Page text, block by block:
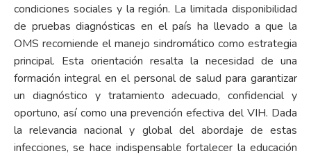
condiciones sociales y la región. La limitada disponibilidad
de pruebas diagnósticas en el país ha llevado a que la
OMS recomiende el manejo sindromático como estrategia
principal. Esta orientación resalta la necesidad de una
formación integral en el personal de salud para garantizar
un diagnóstico y tratamiento adecuado, confidencial y
oportuno, así como una prevención efectiva del VIH. Dada
la relevancia nacional y global del abordaje de estas
infecciones, se hace indispensable fortalecer la educación